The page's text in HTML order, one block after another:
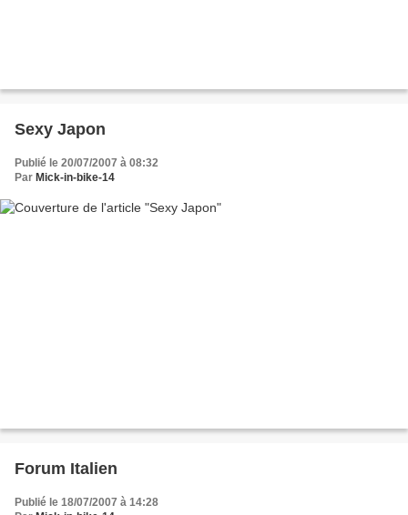
Sexy Japon
Publié le 20/07/2007 à 08:32
Par Mick-in-bike-14
Forum Italien
Publié le 18/07/2007 à 14:28